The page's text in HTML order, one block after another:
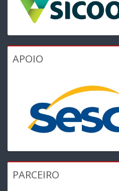
APOIO
PARCEIRO